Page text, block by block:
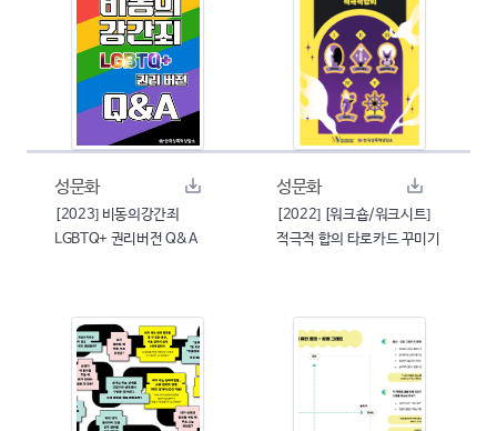
성문화
[2023] 비동의강간죄
LGBTQ+ 권리버전 Q&A
성문화
[2022] [워크숍/워크시트]
적극적 합의 타로카드 꾸미기